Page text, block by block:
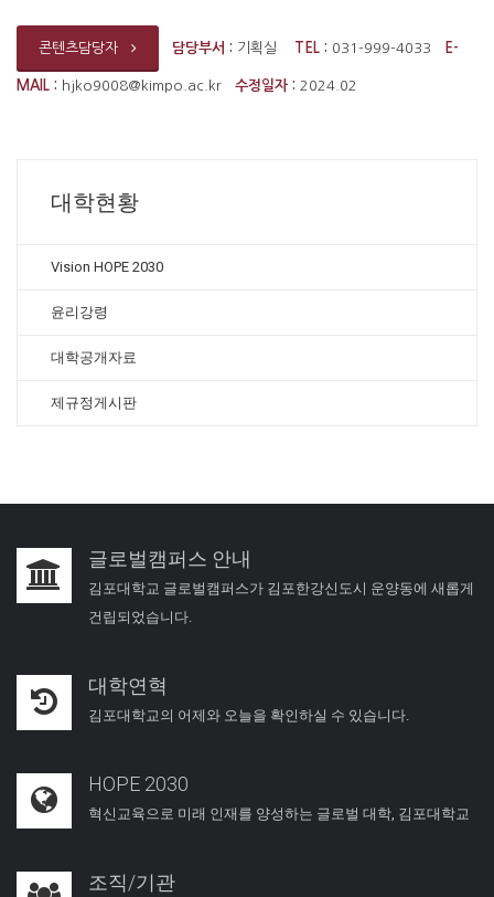
콘텐츠담당자 담당부서 : 기획실 TEL : 031-999-4033 E-
MAIL : hjko9008@kimpo.ac.kr 수정일자 : 2024.02
대학현황
Vision HOPE 2030
윤리강령
대학공개자료
제규정게시판
글로벌캠퍼스 안내
김포대학교 글로벌캠퍼스가 김포한강신도시 운양동에 새롭게
건립되었습니다.
대학연혁
김포대학교의 어제와 오늘을 확인하실 수 있습니다.
HOPE 2030
혁신교육으로 미래 인재를 양성하는 글로벌 대학, 김포대학교
조직/기관